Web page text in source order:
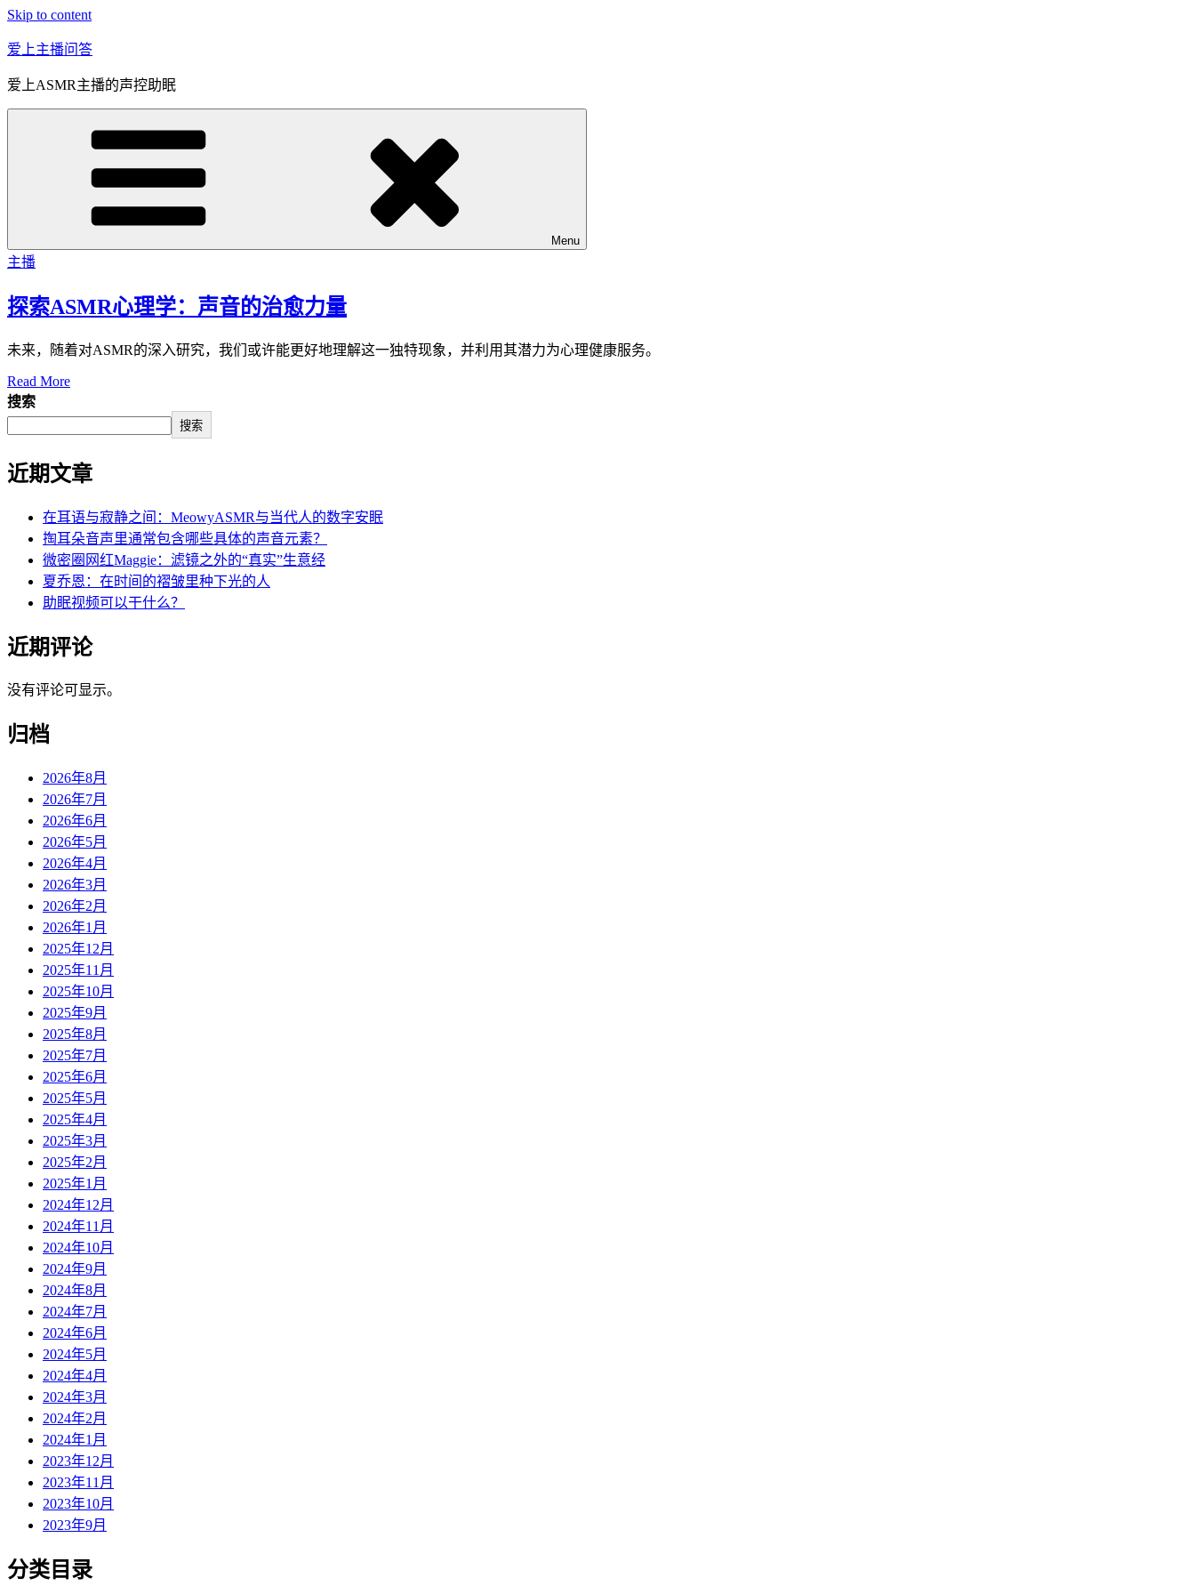
Skip to content
爱上主播问答
爱上ASMR主播的声控助眠
Menu
主播
探索ASMR心理学：声音的治愈力量
未来，随着对ASMR的深入研究，我们或许能更好地理解这一独特现象，并利用其潜力为心理健康服务。
Read More
搜索
搜索
近期文章
在耳语与寂静之间：MeowyASMR与当代人的数字安眠
掏耳朵音声里通常包含哪些具体的声音元素？
微密圈网红Maggie：滤镜之外的“真实”生意经
夏乔恩：在时间的褶皱里种下光的人
助眠视频可以干什么？
近期评论
没有评论可显示。
归档
2026年8月
2026年7月
2026年6月
2026年5月
2026年4月
2026年3月
2026年2月
2026年1月
2025年12月
2025年11月
2025年10月
2025年9月
2025年8月
2025年7月
2025年6月
2025年5月
2025年4月
2025年3月
2025年2月
2025年1月
2024年12月
2024年11月
2024年10月
2024年9月
2024年8月
2024年7月
2024年6月
2024年5月
2024年4月
2024年3月
2024年2月
2024年1月
2023年12月
2023年11月
2023年10月
2023年9月
分类目录